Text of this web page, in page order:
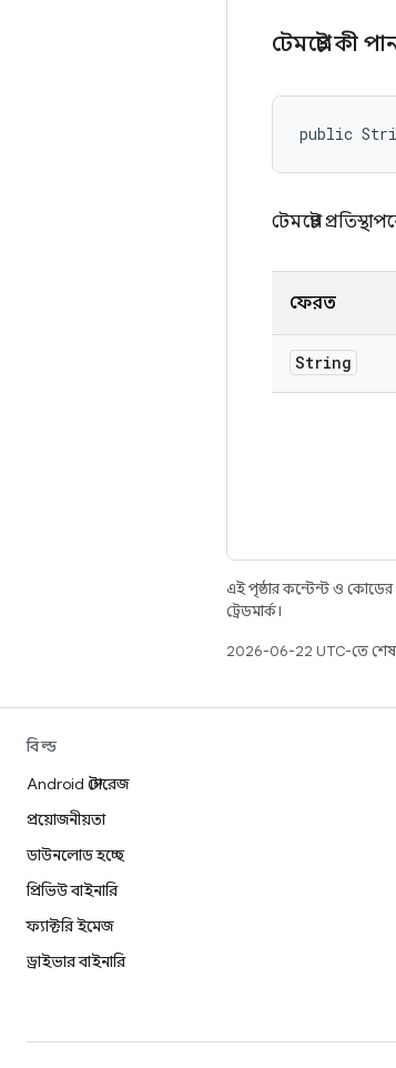
টেমপ্লেট কী
public
টেমপ্লেট
ফেরত
String
এই পৃষ্ঠার কন্টেন্ট ও
ট্রেডমার্ক।
2026-06-22 UTC-তে
বিল্ড
Android স্টোরেজ
প্রয়োজনীয়তা
ডাউনলোড হচ্ছে
প্রিভিউ বাইনারি
ফ্যাক্টরি ইমেজ
ড্রাইভার বাইনারি